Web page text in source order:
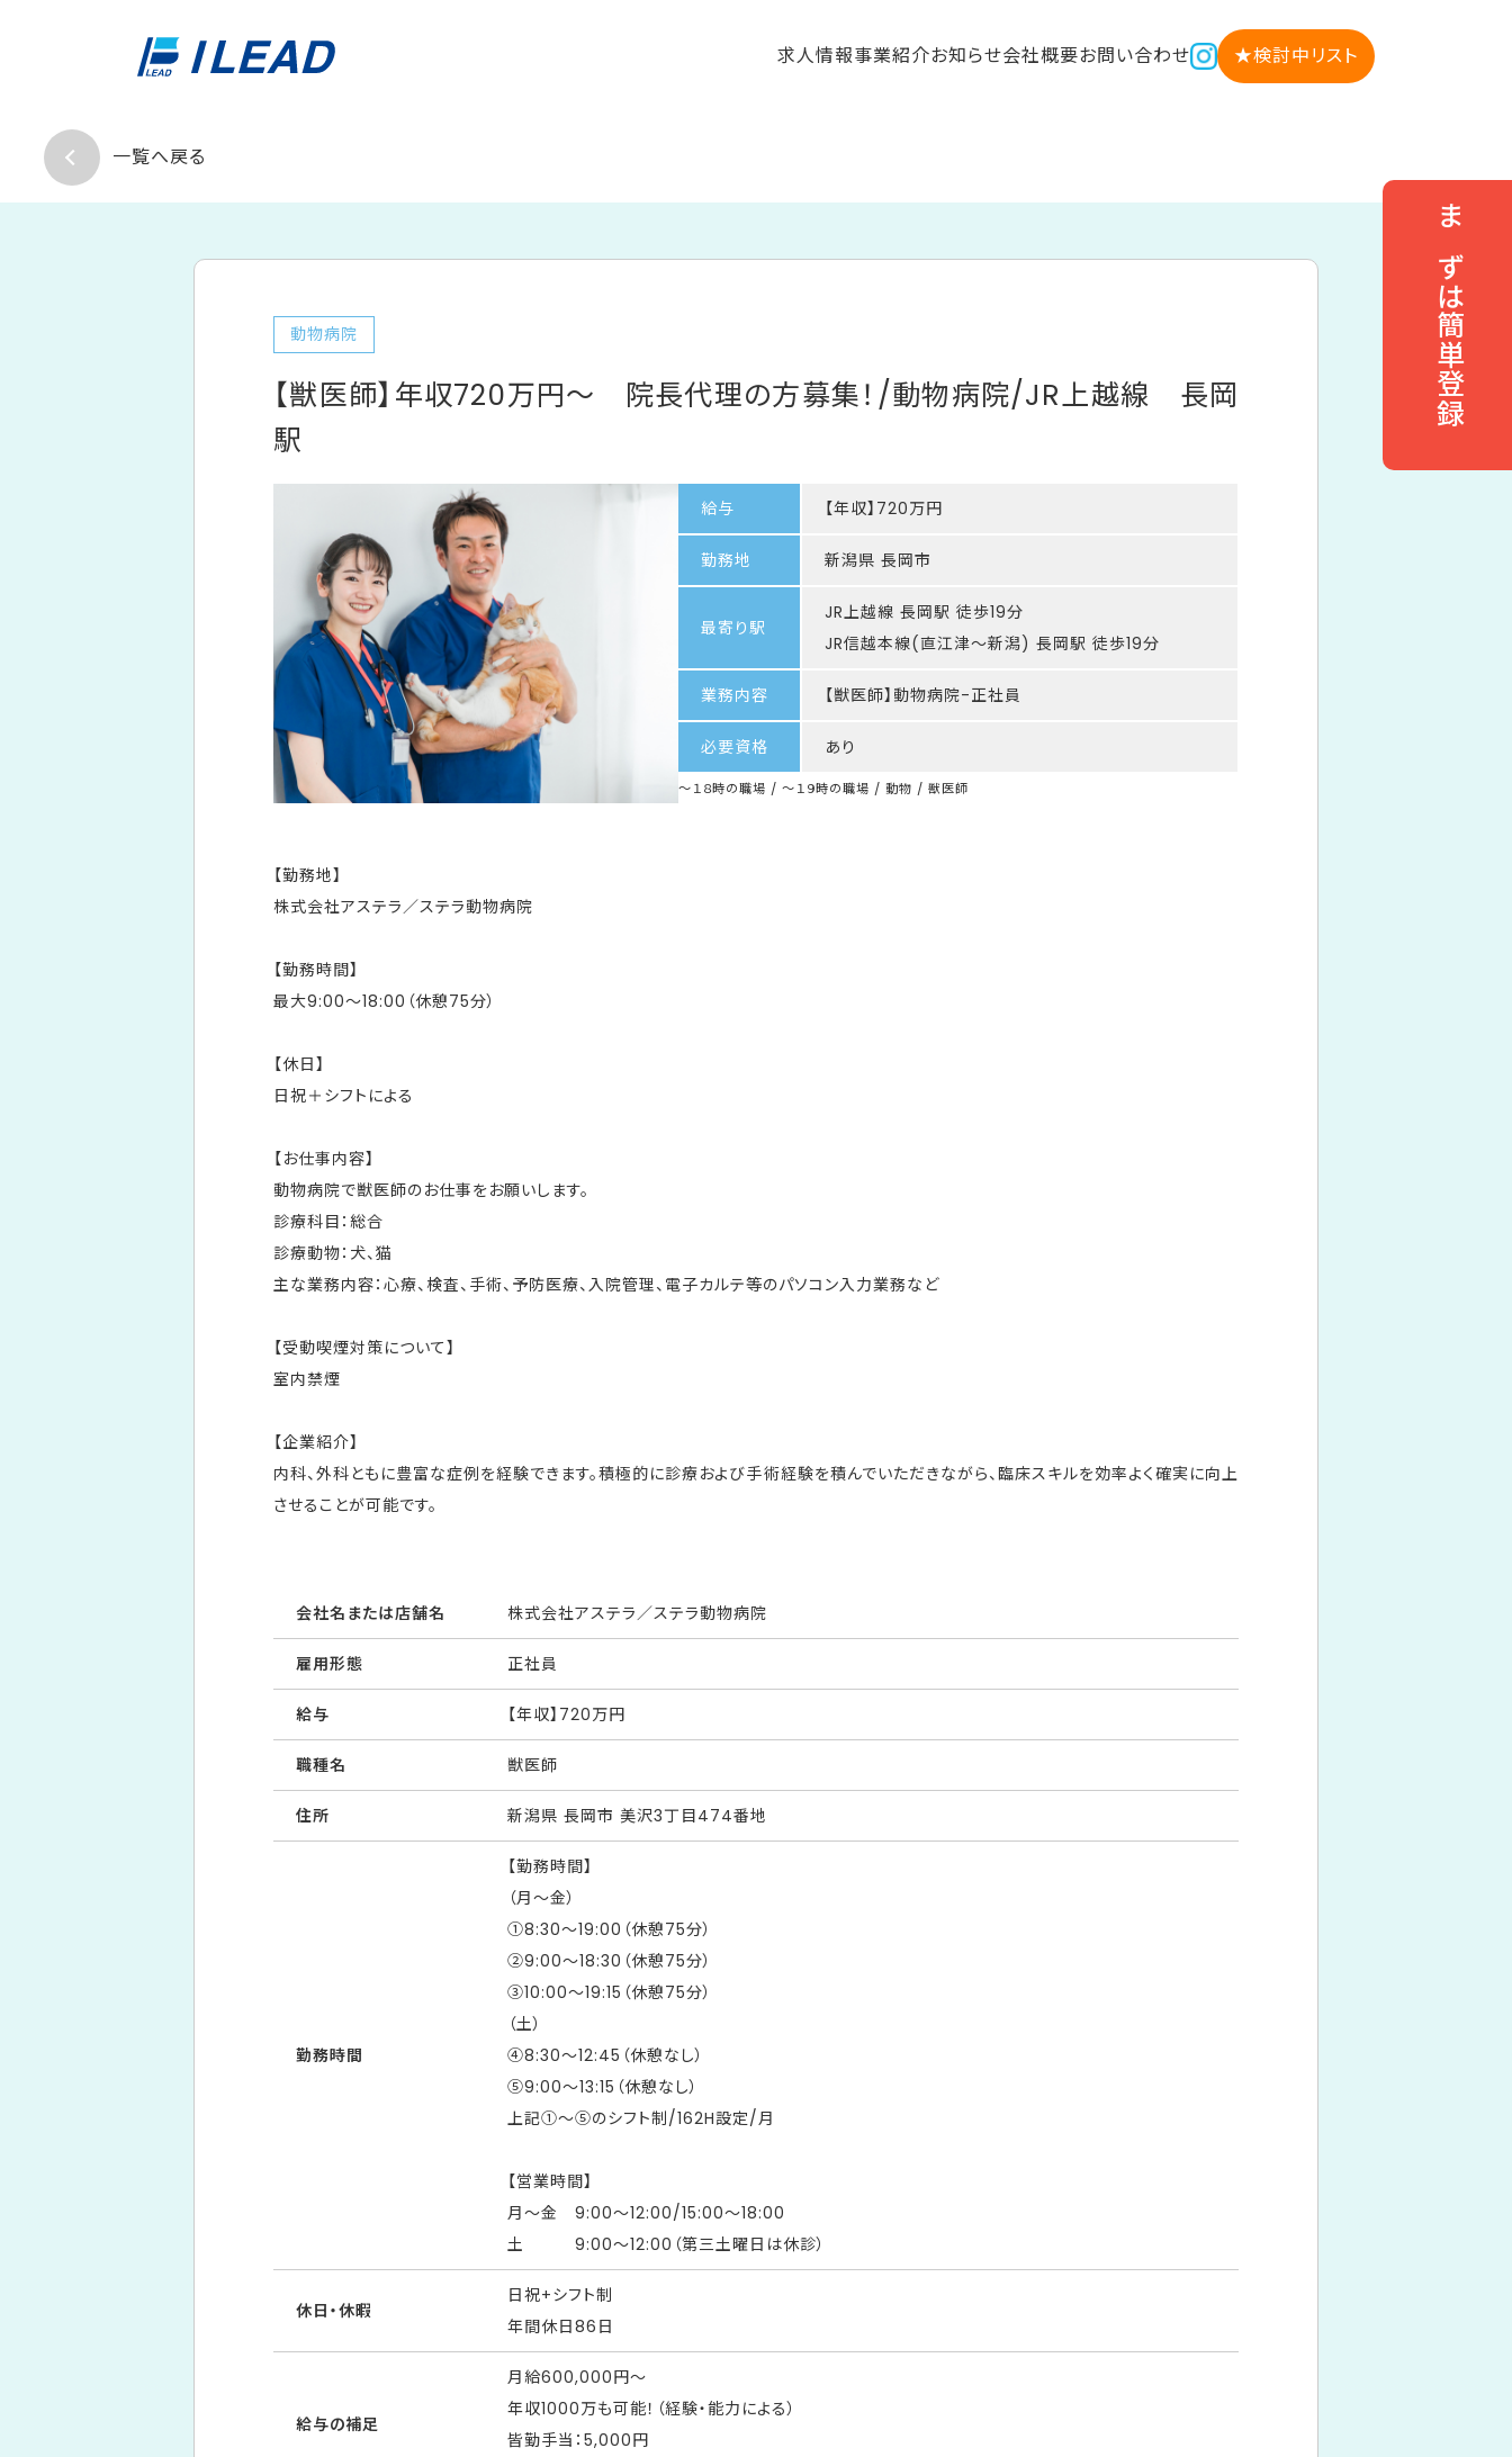
求人情報事業紹介お知らせ会社概要お問い合わせ ★検討中リスト
まずは簡単登録
一覧へ戻る
動物病院
【獣医師】年収720万円～ 院長代理の方募集！/動物病院/JR上越線 長岡
駅
給与 【年収】720万円
勤務地 新潟県 長岡市
最寄り駅
JR上越線 長岡駅 徒歩19分
JR信越本線(直江津～新潟) 長岡駅 徒歩19分
業務内容 【獣医師】動物病院-正社員
必要資格 あり
～１８時の職場 / ～１９時の職場 / 動物 / 獣医師
【勤務地】
株式会社アステラ／ステラ動物病院
【勤務時間】
最大9:00～18:00（休憩75分）
【休日】
日祝＋シフトによる
【お仕事内容】
動物病院で獣医師のお仕事をお願いします。
診療科目：総合
診療動物：犬、猫
主な業務内容：心療、検査、手術、予防医療、入院管理、電子カルテ等のパソコン入力業務など
【受動喫煙対策について】
室内禁煙
【企業紹介】
内科、外科ともに豊富な症例を経験できます。積極的に診療および手術経験を積んでいただきながら、臨床スキルを効率よく確実に向上
させることが可能です。
会社名または店舗名 株式会社アステラ／ステラ動物病院
雇用形態 正社員
給与 【年収】720万円
職種名 獣医師
住所 新潟県 長岡市 美沢3丁目474番地
勤務時間
【勤務時間】
（月～金）
①8:30～19:00（休憩75分）
②9:00～18:30（休憩75分）
③10:00～19:15（休憩75分）
（土）
④8:30～12:45（休憩なし）
⑤9:00～13:15（休憩なし）
上記①～⑤のシフト制/162H設定/月
【営業時間】
月～金 9:00～12:00/15:00～18:00
土 9:00～12:00（第三土曜日は休診）
休日・休暇
日祝+シフト制
年間休日86日
給与の補足
月給600,000円～
年収1000万も可能！（経験・能力による）
皆勤手当：5,000円